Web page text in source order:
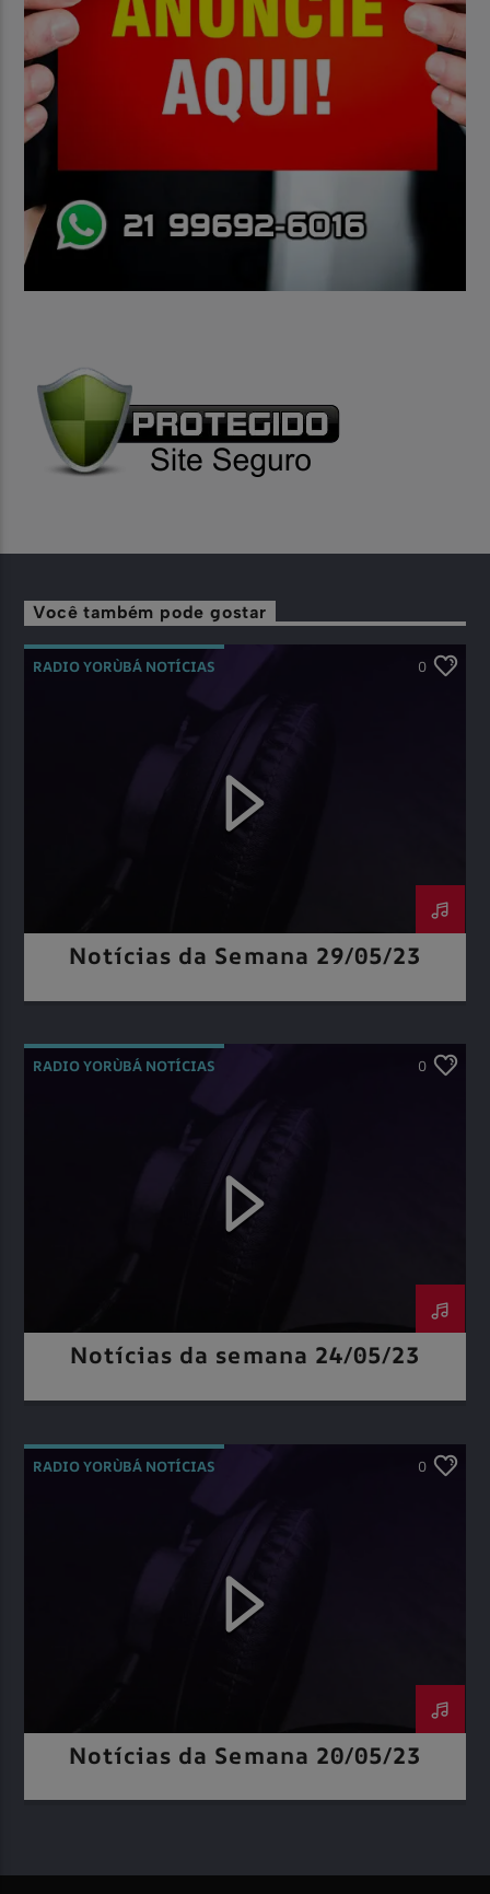
Você também pode gostar
RADIO YORÙBÁ NOTÍCIAS 0
Notícias da Semana 29/05/23
RADIO YORÙBÁ NOTÍCIAS 0
Notícias da semana 24/05/23
RADIO YORÙBÁ NOTÍCIAS 0
Notícias da Semana 20/05/23